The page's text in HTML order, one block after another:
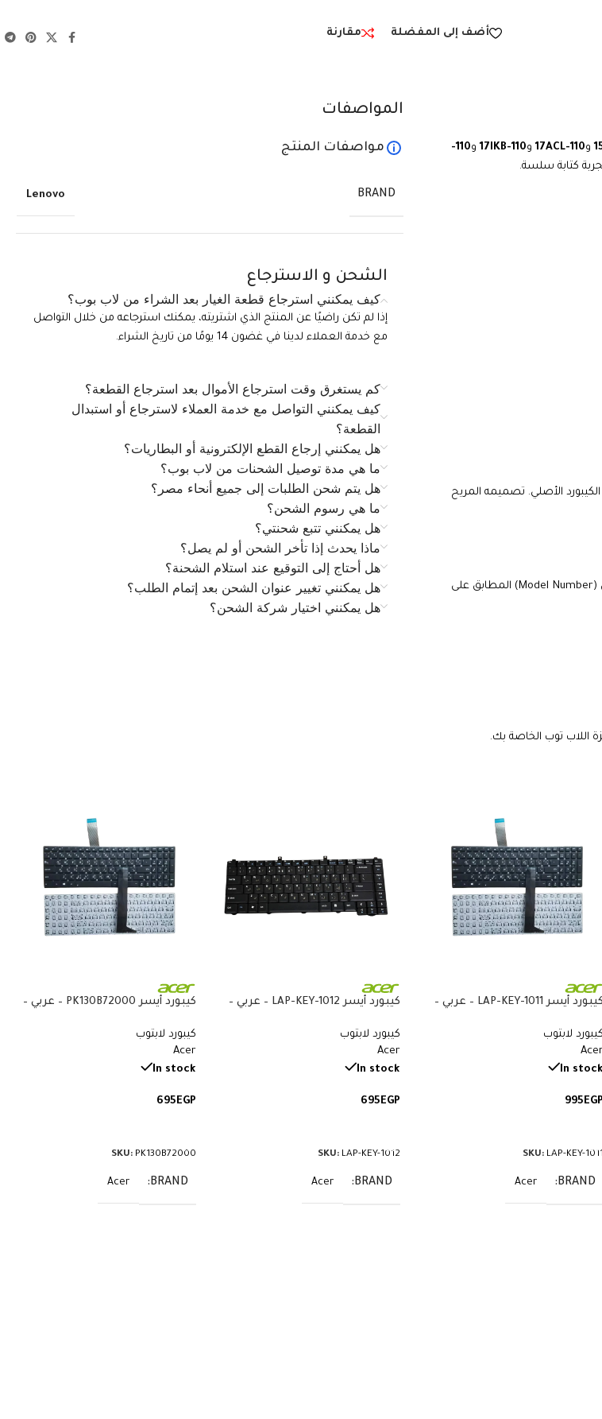
أضف إلى المفضلة مقارنة
و110-17ACL و110-17IKB و
110-
كتابة سلسة.
الأصلي. تصميمه المريح
متوافق مع جهازك، تحقق من رقم الموديل (Model Number) المطابق على
اللاب توب الخاصة بك.
المواصفات
مواصفات المنتج
BRAND
Lenovo
الشحن و الاسترجاع
كيف يمكنني استرجاع قطعة الغيار بعد الشراء من لاب بوب؟
إذا لم تكن راضيًا عن المنتج الذي اشتريته، يمكنك استرجاعه من خلال التواصل
مع خدمة العملاء لدينا في غضون 14 يومًا من تاريخ الشراء.
كم يستغرق وقت استرجاع الأموال بعد استرجاع القطعة؟
كيف يمكنني التواصل مع خدمة العملاء لاسترجاع أو استبدال
القطعة؟
هل يمكنني إرجاع القطع الإلكترونية أو البطاريات؟
ما هي مدة توصيل الشحنات من لاب بوب؟
هل يتم شحن الطلبات إلى جميع أنحاء مصر؟
ما هي رسوم الشحن؟
هل يمكنني تتبع شحنتي؟
ماذا يحدث إذا تأخر الشحن أو لم يصل؟
هل أحتاج إلى التوقيع عند استلام الشحنة؟
هل يمكنني تغيير عنوان الشحن بعد إتمام الطلب؟
هل يمكنني اختيار شركة الشحن؟
كيبورد أيسر LAP-KEY-1011 – عربي –
وA315-23 وAspire 5 A515-52 وA515-53
كيبورد لابتوب
In stock
995EGP
SKU: LAP-KEY-1011
BRAND
Acer
كيبورد أيسر LAP-KEY-1012 – عربي –
و3680 و5050 و5580 و5600
كيبورد لابتوب
Acer
In stock
695EGP
SKU: LAP-KEY-1012
BRAND
Acer
كيبورد أيسر PK130B72000 – عربي –
و5732 و5734 و5517 و5534 و5516
كيبورد لابتوب
Acer
In stock
695EGP
SKU: PK130B72000
BRAND
Acer